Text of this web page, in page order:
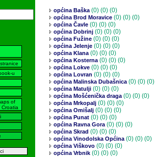
u
of
općina Baška(0) (0) (0)
općina Brod Moravice (0) (0) (0)
općina Čavle (0) (0) (0)
općina Dobrinj (0) (0) (0)
općina Fužine (0) (0) (0)
općina Jelenje (0) (0) (0)
općina Klana(0) (0) (0)
općina Kosterna(0) (0) (0)
općina Lokve (0) (0) (0)
općina Lovran (0) (0) (0)
općina Malinska Dubašnica(0) (0) (0)
općina Matulji (0) (0) (0)
općina Mošćenička draga(0) (0) (0)
općina Mrkopalj (0) (0) (0)
općina Omišalj (0) (0) (0)
općina Punat (0) (0) (0)
općina Ravna Gora(0) (0) (0)
općina Skrad (0) (0) (0)
općina Vinodolska Općina(0) (0) (0)
općina Viškovo (0) (0) (0)
općina Vrbnik (0) (0) (0)